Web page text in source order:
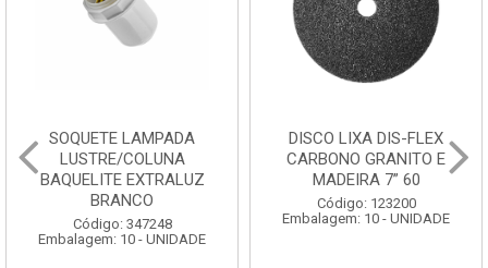
SOQUETE LAMPADA
LUSTRE/COLUNA
BAQUELITE EXTRALUZ
BRANCO
Código: 347248
Embalagem: 10 - UNIDADE
DISCO LIXA DIS-FLEX
CARBONO GRANITO E
MADEIRA 7” 60
Código: 123200
Embalagem: 10 - UNIDADE